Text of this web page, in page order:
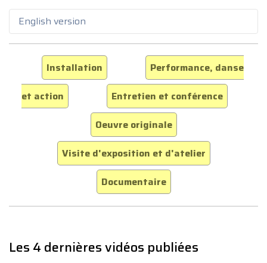
English version
Installation
Performance, danse
et action
Entretien et conférence
Oeuvre originale
Visite d'exposition et d'atelier
Documentaire
Les 4 dernières vidéos publiées